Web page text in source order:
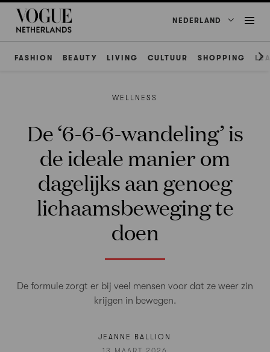
NEDERLAND
FASHION BEAUTY LIVING CULTUUR SHOPPING
WELLNESS
De ‘6-6-6-wandeling’ is
de ideale manier om
dagelijks aan genoeg
lichaamsbeweging te
doen
De formule zorgt er bij veel mensen voor dat ze weer zin
krijgen in bewegen.
JEANNE BALLION